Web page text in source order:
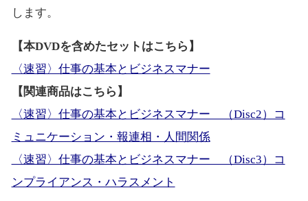
します。
【本DVDを含めたセットはこちら】
〈速習〉仕事の基本とビジネスマナー
【関連商品はこちら】
〈速習〉仕事の基本とビジネスマナー （Disc2）コ
ミュニケーション・報連相・人間関係
〈速習〉仕事の基本とビジネスマナー （Disc3）コ
ンプライアンス・ハラスメント